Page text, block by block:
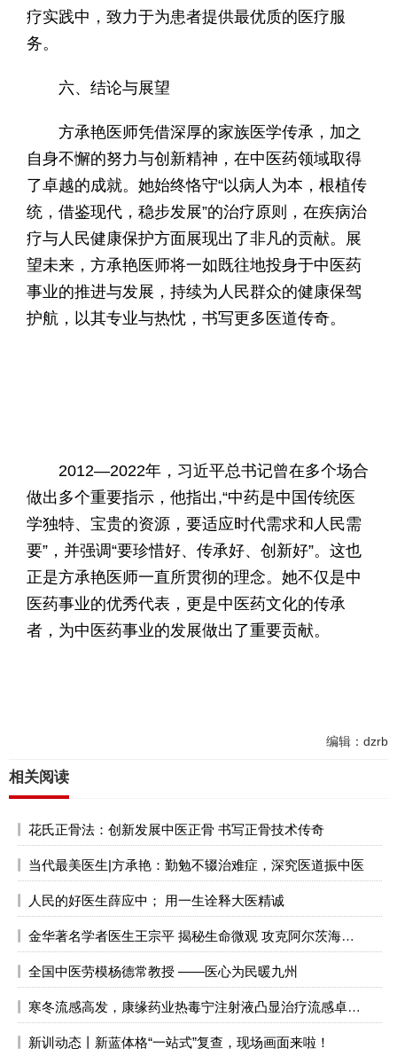
疗实践中，致力于为患者提供最优质的医疗服
务。
六、结论与展望
方承艳医师凭借深厚的家族医学传承，加之
自身不懈的努力与创新精神，在中医药领域取得
了卓越的成就。她始终恪守“以病人为本，根植传
统，借鉴现代，稳步发展”的治疗原则，在疾病治
疗与人民健康保护方面展现出了非凡的贡献。展
望未来，方承艳医师将一如既往地投身于中医药
事业的推进与发展，持续为人民群众的健康保驾
护航，以其专业与热忱，书写更多医道传奇。
2012—2022年，习近平总书记曾在多个场合
做出多个重要指示，他指出,“中药是中国传统医
学独特、宝贵的资源，要适应时代需求和人民需
要”，并强调“要珍惜好、传承好、创新好”。这也
正是方承艳医师一直所贯彻的理念。她不仅是中
医药事业的优秀代表，更是中医药文化的传承
者，为中医药事业的发展做出了重要贡献。
编辑：dzrb
相关阅读
花氏正骨法：创新发展中医正骨 书写正骨技术传奇
当代最美医生|方承艳：勤勉不辍治难症，深究医道振中医
人民的好医生薛应中； 用一生诠释大医精诚
金华著名学者医生王宗平 揭秘生命微观 攻克阿尔茨海默症
全国中医劳模杨德常教授 ——医心为民暖九州
寒冬流感高发，康缘药业热毒宁注射液凸显治疗流感卓越效能
新训动态丨新蓝体格“一站式”复查，现场画面来啦！